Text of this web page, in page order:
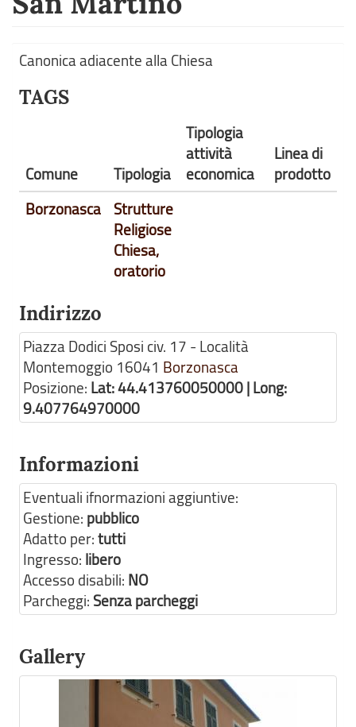
Canonica adiacente alla Chiesa
TAGS
Comune Tipologia
Tipologia
attività
economica
Linea di
prodotto
Borzonasca
Strutture
Religiose
Chiesa,
oratorio
Indirizzo
Piazza Dodici Sposi civ. 17 - Località
Montemoggio 16041 Borzonasca
Posizione: Lat: 44.413760050000 | Long:
9.407764970000
Informazioni
Eventuali ifnormazioni aggiuntive:
Gestione: pubblico
Adatto per:tutti
Ingresso: libero
Accesso disabili: NO
Parcheggi: Senza parcheggi
Gallery